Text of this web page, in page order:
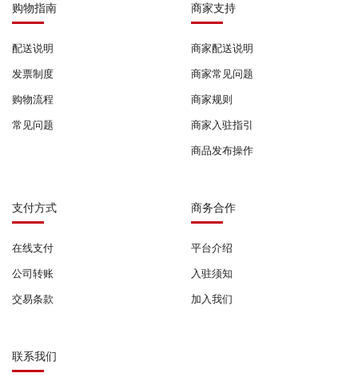
购物指南
配送说明
发票制度
购物流程
常见问题
商家支持
商家配送说明
商家常见问题
商家规则
商家入驻指引
商品发布操作
支付方式
在线支付
公司转账
交易条款
商务合作
平台介绍
入驻须知
加入我们
联系我们